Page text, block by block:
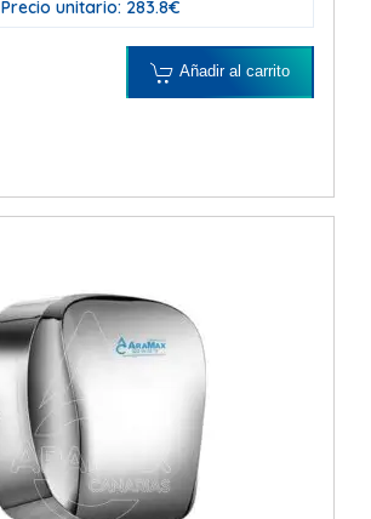
Precio unitario: 283.8€
Añadir al carrito